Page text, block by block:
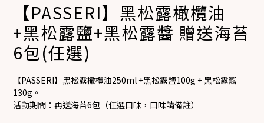
【PASSERI】黑松露橄欖油
+黑松露鹽+黑松露醬 贈送海苔
6包(任選)
【PASSERI】黑松露橄欖油250ml +黑松露鹽100g + 黑松露醬
130g。
活動期間：再送海苔6包（任選口味，口味請備註）